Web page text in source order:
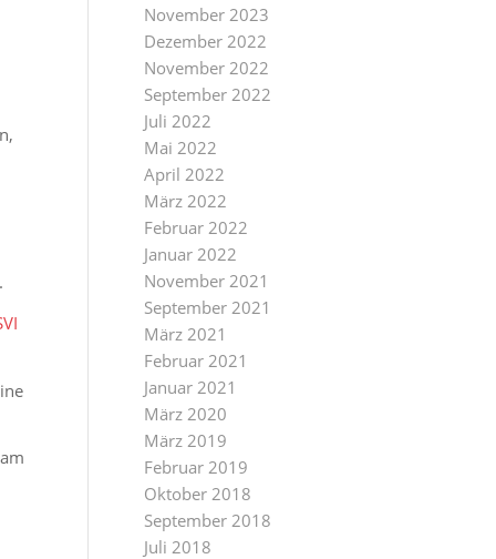
November 2023
Dezember 2022
November 2022
September 2022
Juli 2022
Mai 2022
April 2022
März 2022
Februar 2022
Januar 2022
November 2021
September 2021
März 2021
Februar 2021
Januar 2021
März 2020
März 2019
Februar 2019
Oktober 2018
September 2018
Juli 2018